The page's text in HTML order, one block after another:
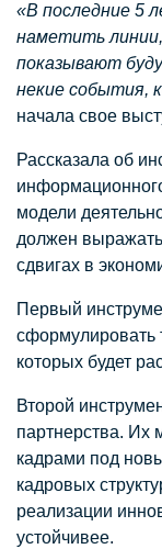
«В последние 5
наметить
показывают
некие события,
начала свое
Рассказала об
модели
должен
сдвигах в
Первый
сформулировать
которых будет
Второй
партнерства. Их
кадрами под
кадровых
реализации
устойчивее.